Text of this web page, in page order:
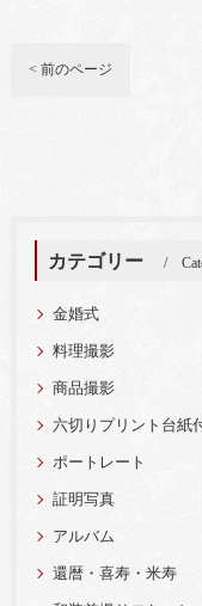
< 前のページ
カテゴリー
金婚式
料理撮影
商品撮影
六切りプリント台紙
ポートレート
証明写真
アルバム
還暦・喜寿・米寿